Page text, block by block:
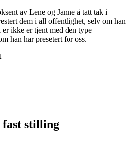
av Lene og Janne å tatt tak i
dem i all offentlighet, selv om han
ikke er tjent med den type
han har presetert for oss.
fast stilling